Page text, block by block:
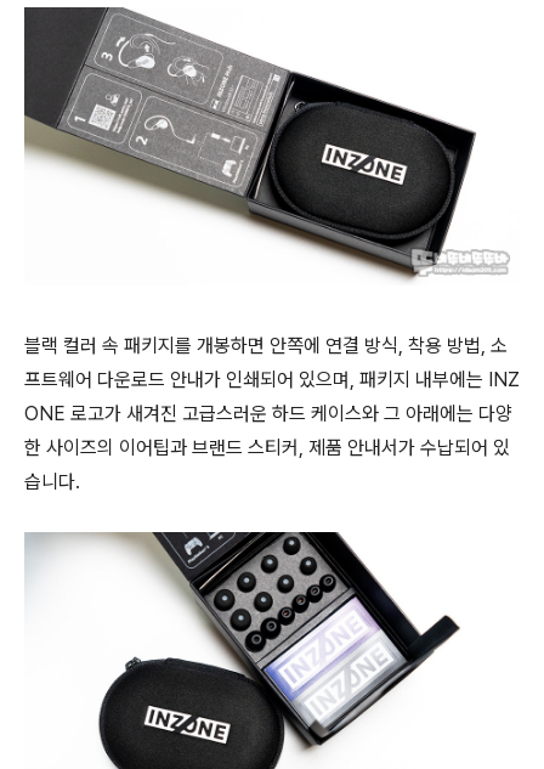
블랙 컬러 속 패키지를 개봉하면 안쪽에 연결 방식, 착용 방법, 소
프트웨어 다운로드 안내가 인쇄되어 있으며, 패키지 내부에는 INZ
ONE 로고가 새겨진 고급스러운 하드 케이스와 그 아래에는 다양
한 사이즈의 이어팁과 브랜드 스티커, 제품 안내서가 수납되어 있
습니다.